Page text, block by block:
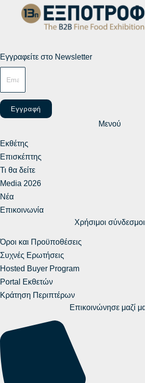
Εγγραφείτε στο Newsletter
Εγγραφή
Μενού
Εκθέτης
Επισκέπτης
Τι θα δείτε
Media 2026
Νέα
Επικοινωνία
Χρήσιμοι σύνδεσμοι
Όροι και Προϋποθέσεις
Συχνές Ερωτήσεις
Hosted Buyer Program
Portal Εκθετών
Κράτηση Περιπτέρων
Επικοινώνησε μαζί